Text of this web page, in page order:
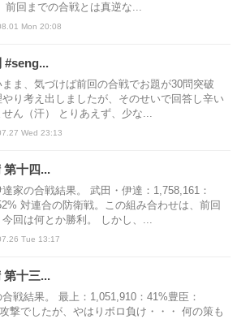
回までの合戦とは真逆な...
Mon 20:08
#seng...
ま、気づけば前回の合戦でお題が30問突破
り考え出しましたが、そのせいで回答し辛い
ん（汗） とりあえず、少な...
Wed 23:13
第十四...
家の合戦結果。 武田・伊達：1,758,161：
対連合の防衛戦。この組み合わせは、前回
回は何とか勝利。 しかし、...
Tue 13:17
第十三...
戦結果。 最上：1,051,910：41%豊臣：
撃でしたが、やはりボロ負け・・・ 何の策も